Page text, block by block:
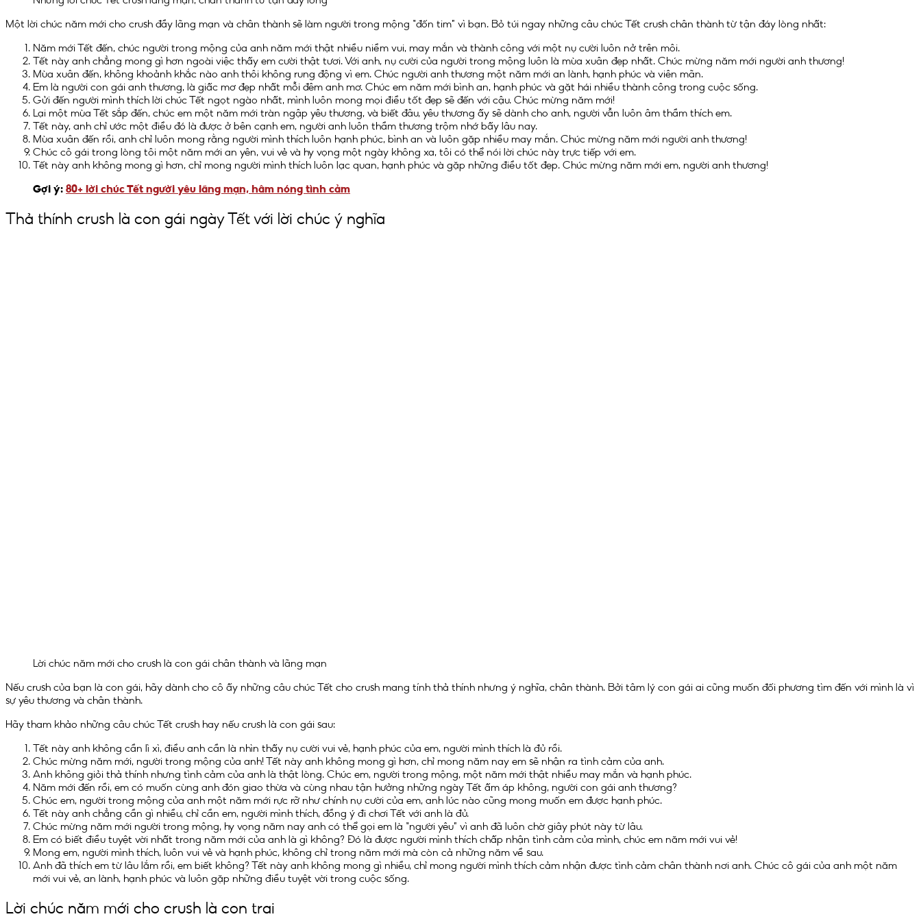
Một lời chúc năm mới cho crush đầy lãng mạn và chân thành sẽ làm người trong mộng “đốn tim” vì bạn. Bỏ túi ngay những câu chúc Tết crush chân thành từ tận đáy lòng nhất:
Năm mới Tết đến, chúc người trong mộng của anh năm mới thật nhiều niềm vui, may mắn và thành công với một nụ cười luôn nở trên môi.
Tết này anh chẳng mong gì hơn ngoài việc thấy em cười thật tươi. Với anh, nụ cười của người trong mộng luôn là mùa xuân đẹp nhất. Chúc mừng năm mới người anh thương!
Mùa xuân đến, không khoảnh khắc nào anh thôi không rung động vì em. Chúc người anh thương một năm mới an lành, hạnh phúc và viên mãn.
Em là người con gái anh thương, là giấc mơ đẹp nhất mỗi đêm anh mơ. Chúc em năm mới bình an, hạnh phúc và gặt hái nhiều thành công trong cuộc sống.
Gửi đến người mình thích lời chúc Tết ngọt ngào nhất, mình luôn mong mọi điều tốt đẹp sẽ đến với cậu. Chúc mừng năm mới!
Lại một mùa Tết sắp đến, chúc em một năm mới tràn ngập yêu thương, và biết đâu, yêu thương ấy sẽ dành cho anh, người vẫn luôn âm thầm thích em.
Tết này, anh chỉ ước một điều đó là được ở bên cạnh em, người anh luôn thầm thương trộm nhớ bấy lâu nay.
Mùa xuân đến rồi, anh chỉ luôn mong rằng người mình thích luôn hạnh phúc, bình an và luôn gặp nhiều may mắn. Chúc mừng năm mới người anh thương!
Chúc cô gái trong lòng tôi một năm mới an yên, vui vẻ và hy vọng một ngày không xa, tôi có thể nói lời chúc này trực tiếp với em.
Tết này anh không mong gì hơn, chỉ mong người mình thích luôn lạc quan, hạnh phúc và gặp những điều tốt đẹp. Chúc mừng năm mới em, người anh thương!
Gợi ý: 80+ lời chúc Tết người yêu lãng mạn, hâm nóng tình cảm
Thả thính crush là con gái ngày Tết với lời chúc ý nghĩa
Lời chúc năm mới cho crush là con gái chân thành và lãng mạn
Nếu crush của bạn là con gái, hãy dành cho cô ấy những câu chúc Tết cho crush mang tính thả thính nhưng ý nghĩa, chân thành. Bởi tâm lý con gái ai cũng muốn đối phương tìm đến với mình là vì
sự yêu thương và chân thành.
Hãy tham khảo những câu chúc Tết crush hay nếu crush là con gái sau:
Tết này anh không cần lì xì, điều anh cần là nhìn thấy nụ cười vui vẻ, hạnh phúc của em, người mình thích là đủ rồi.
Chúc mừng năm mới, người trong mộng của anh! Tết này anh không mong gì hơn, chỉ mong năm nay em sẽ nhận ra tình cảm của anh.
Anh không giỏi thả thính nhưng tình cảm của anh là thật lòng. Chúc em, người trong mộng, một năm mới thật nhiều may mắn và hạnh phúc.
Năm mới đến rồi, em có muốn cùng anh đón giao thừa và cùng nhau tận hưởng những ngày Tết ấm áp không, người con gái anh thương?
Chúc em, người trong mộng của anh một năm mới rực rỡ như chính nụ cười của em, anh lúc nào cũng mong muốn em được hạnh phúc.
Tết này anh chẳng cần gì nhiều, chỉ cần em, người mình thích, đồng ý đi chơi Tết với anh là đủ.
Chúc mừng năm mới người trong mộng, hy vọng năm nay anh có thể gọi em là “người yêu” vì anh đã luôn chờ giây phút này từ lâu.
Em có biết điều tuyệt vời nhất trong năm mới của anh là gì không? Đó là được người mình thích chấp nhận tình cảm của mình, chúc em năm mới vui vẻ!
Mong em, người mình thích, luôn vui vẻ và hạnh phúc, không chỉ trong năm mới mà còn cả những năm về sau.
Anh đã thích em từ lâu lắm rồi, em biết không? Tết này anh không mong gì nhiều, chỉ mong người mình thích cảm nhận được tình cảm chân thành nơi anh. Chúc cô gái của anh một năm
mới vui vẻ, an lành, hạnh phúc và luôn gặp những điều tuyệt vời trong cuộc sống.
Lời chúc năm mới cho crush là con trai